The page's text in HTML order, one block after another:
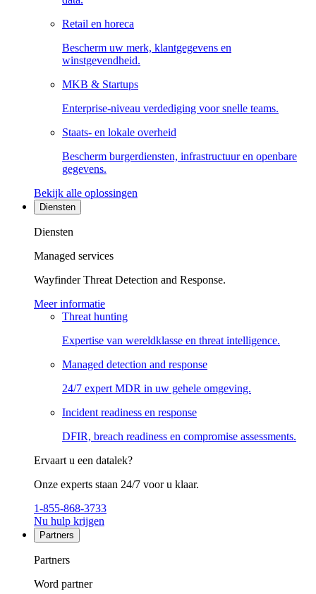
Retail en horeca
Bescherm uw merk, klantgegevens en
winstgevendheid.
MKB & Startups
Enterprise-niveau verdediging voor snelle teams.
Staats- en lokale overheid
Bescherm burgerdiensten, infrastructuur en openbare
gegevens.
Bekijk alle oplossingen
Diensten
Diensten
Managed services
Wayfinder Threat Detection and Response.
Meer informatie
Threat hunting
Expertise van wereldklasse en threat intelligence.
Managed detection and response
24/7 expert MDR in uw gehele omgeving.
Incident readiness en response
DFIR, breach readiness en compromise assessments.
Ervaart u een datalek?
Onze experts staan 24/7 voor u klaar.
1-855-868-3733
Nu hulp krijgen
Partners
Partners
Word partner